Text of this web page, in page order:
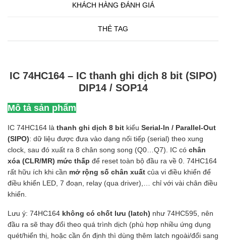
KHÁCH HÀNG ĐÁNH GIÁ
THẺ TAG
IC 74HC164 – IC thanh ghi dịch 8 bit (SIPO)
DIP14 / SOP14
Mô tả sản phẩm
IC 74HC164 là thanh ghi dịch 8 bit kiểu Serial-In / Parallel-Out
(SIPO): dữ liệu được đưa vào dạng nối tiếp (serial) theo xung
clock, sau đó xuất ra 8 chân song song (Q0…Q7). IC có chân
xóa (CLR/MR) mức thấp để reset toàn bộ đầu ra về 0. 74HC164
rất hữu ích khi cần mở rộng số chân xuất của vi điều khiển để
điều khiển LED, 7 đoạn, relay (qua driver),… chỉ với vài chân điều
khiển.
Lưu ý: 74HC164 không có chốt lưu (latch) như 74HC595, nên
đầu ra sẽ thay đổi theo quá trình dịch (phù hợp nhiều ứng dụng
quét/hiển thị, hoặc cần ổn định thì dùng thêm latch ngoài/đổi sang